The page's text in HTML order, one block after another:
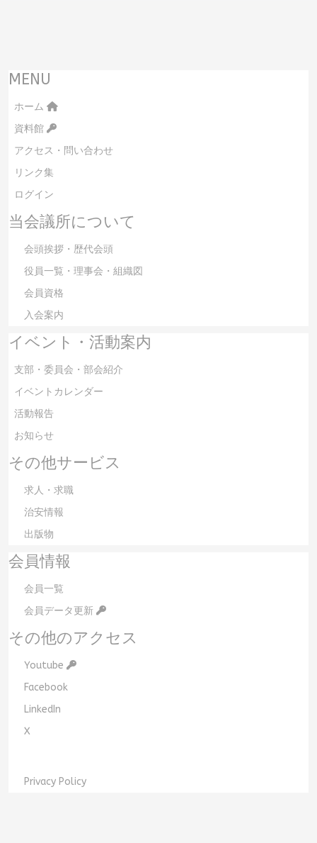
MENU
ホーム
資料館
アクセス・問い合わせ
リンク集
ログイン
当会議所について
会頭挨拶・歴代会頭
役員一覧・理事会・組織図
会員資格
入会案内
イベント・活動案内
支部・委員会・部会紹介
イベントカレンダー
活動報告
お知らせ
その他サービス
求人・求職
治安情報
出版物
会員情報
会員一覧
会員データ更新
その他のアクセス
Youtube
Facebook
LinkedIn
X
Privacy Policy